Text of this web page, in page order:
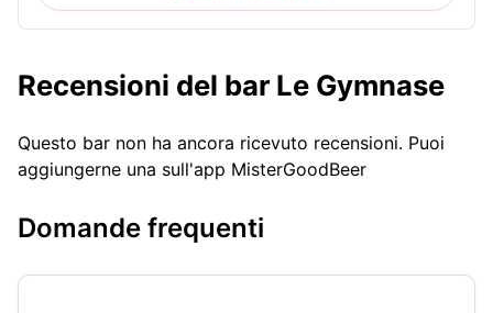
Recensioni del bar Le Gymnase
Questo bar non ha ancora ricevuto recensioni. Puoi
aggiungerne una sull'app MisterGoodBeer
Domande frequenti